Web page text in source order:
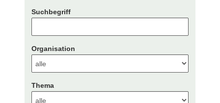
Suchbegriff
Organisation
Thema